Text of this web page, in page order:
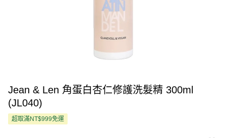
Jean & Len 角蛋白杏仁修護洗髮精 300ml
(JL040)
超取滿NT$999免運